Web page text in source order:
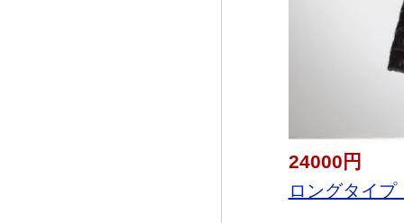
24000円
ロングタイ